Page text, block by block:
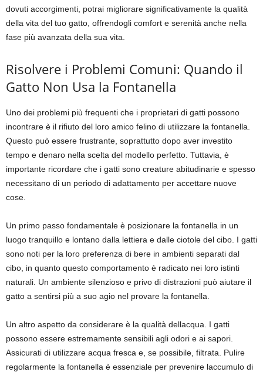
dovuti accorgimenti, potrai migliorare significativamente la qualità
della vita del tuo gatto, offrendogli comfort e serenità anche nella
fase più avanzata della sua vita.
Risolvere i Problemi Comuni: Quando il
Gatto Non Usa la Fontanella
Uno dei problemi più frequenti che i proprietari di gatti possono
incontrare è il rifiuto del loro amico felino di utilizzare la fontanella.
Questo può essere frustrante, soprattutto dopo aver investito
tempo e denaro nella scelta del modello perfetto. Tuttavia, è
importante ricordare che i gatti sono creature abitudinarie e spesso
necessitano di un periodo di adattamento per accettare nuove
cose.
Un primo passo fondamentale è posizionare la fontanella in un
luogo tranquillo e lontano dalla lettiera e dalle ciotole del cibo. I gatti
sono noti per la loro preferenza di bere in ambienti separati dal
cibo, in quanto questo comportamento è radicato nei loro istinti
naturali. Un ambiente silenzioso e privo di distrazioni può aiutare il
gatto a sentirsi più a suo agio nel provare la fontanella.
Un altro aspetto da considerare è la qualità dellacqua. I gatti
possono essere estremamente sensibili agli odori e ai sapori.
Assicurati di utilizzare acqua fresca e, se possibile, filtrata. Pulire
regolarmente la fontanella è essenziale per prevenire laccumulo di